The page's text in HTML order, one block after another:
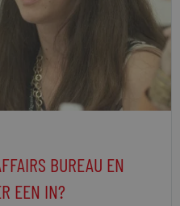
BUREAU EN
EEN IN?